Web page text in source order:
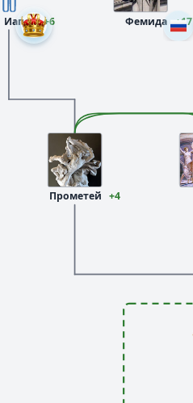
Иапет +6 Фемида +17
Прометей +4